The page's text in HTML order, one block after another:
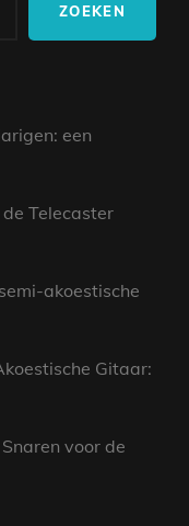
ZOEKEN
een
Telecaster
akoestische
Gitaar:
voor de